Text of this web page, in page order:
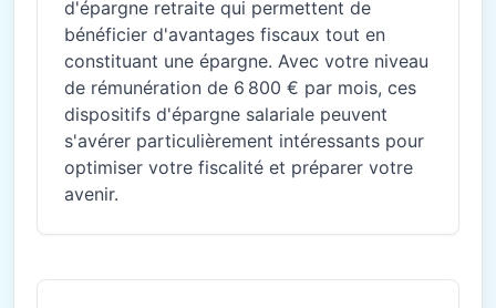
d'épargne retraite qui permettent de
bénéficier d'avantages fiscaux tout en
constituant une épargne. Avec votre niveau
de rémunération de 6 800 € par mois, ces
dispositifs d'épargne salariale peuvent
s'avérer particulièrement intéressants pour
optimiser votre fiscalité et préparer votre
avenir.